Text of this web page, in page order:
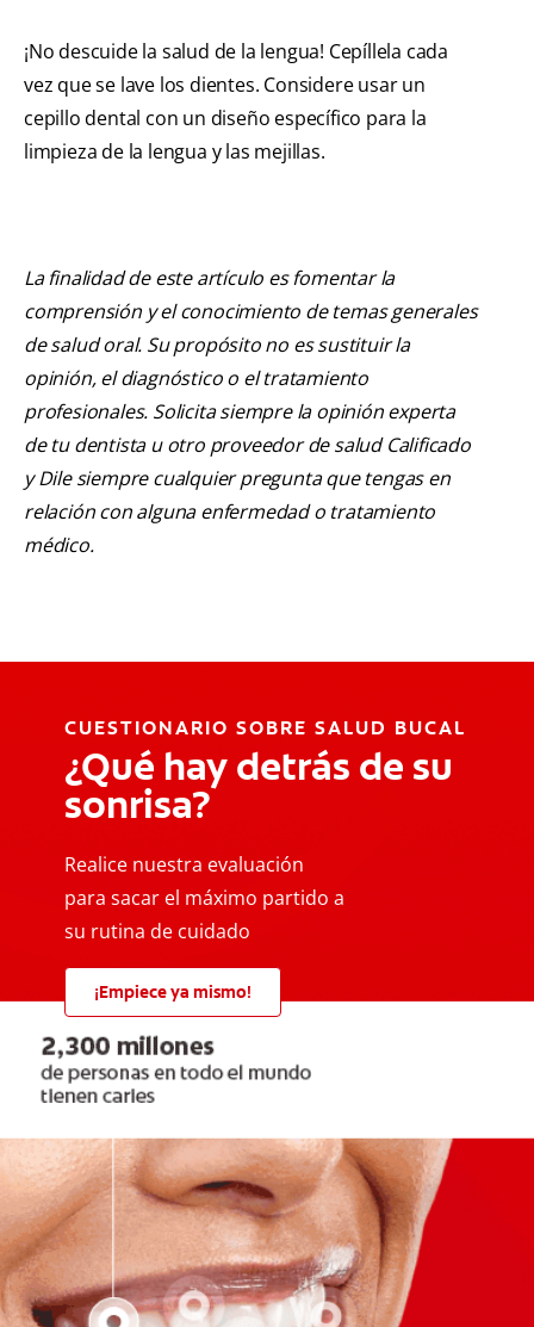
¡No descuide la salud de la lengua! Cepíllela cada
vez que se lave los dientes. Considere usar un
cepillo dental con un diseño específico para la
limpieza de la lengua y las mejillas.
La finalidad de este artículo es fomentar la
comprensión y el conocimiento de temas generales
de salud oral. Su propósito no es sustituir la
opinión, el diagnóstico o el tratamiento
profesionales. Solicita siempre la opinión experta
de tu dentista u otro proveedor de salud Calificado
y Dile siempre cualquier pregunta que tengas en
relación con alguna enfermedad o tratamiento
médico.
CUESTIONARIO SOBRE SALUD BUCAL
¿Qué hay detrás de su
sonrisa?
Realice nuestra evaluación
para sacar el máximo partido a
su rutina de cuidado
¡Empiece ya mismo!